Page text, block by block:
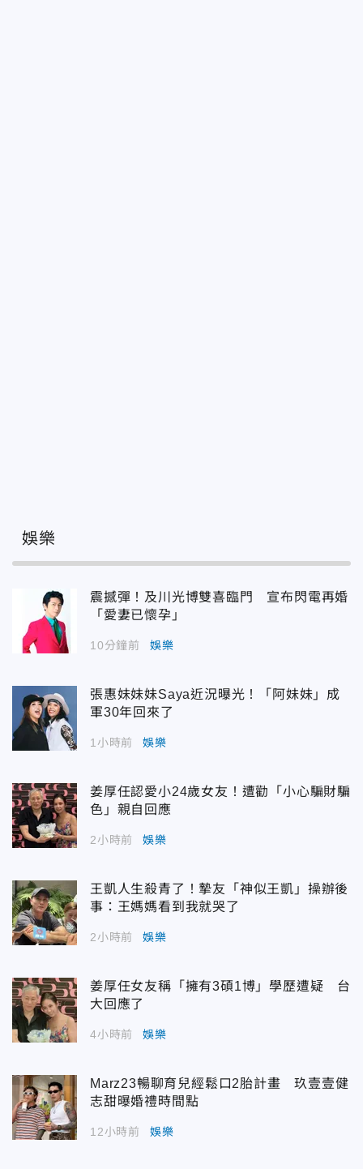
娛樂
震撼彈！及川光博雙喜臨門 宣布閃電再婚
「愛妻已懷孕」
10分鐘前 娛樂
張惠妹妹妹Saya近況曝光！「阿妹妹」成
軍30年回來了
1小時前 娛樂
姜厚任認愛小24歲女友！遭勸「小心騙財騙
色」親自回應
2小時前 娛樂
王凱人生殺青了！摯友「神似王凱」操辦後
事：王媽媽看到我就哭了
2小時前 娛樂
姜厚任女友稱「擁有3碩1博」學歷遭疑 台
大回應了
4小時前 娛樂
Marz23暢聊育兒經鬆口2胎計畫 玖壹壹健
志甜曝婚禮時間點
12小時前 娛樂